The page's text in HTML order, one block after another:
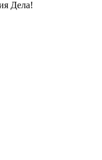
Дела!